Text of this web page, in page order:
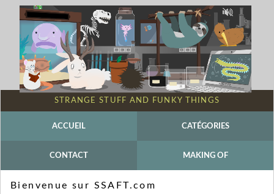
STRANGE STUFF AND FUNKY THINGS
ACCUEIL CATÉGORIES
CONTACT MAKING OF
Bienvenue sur SSAFT.com